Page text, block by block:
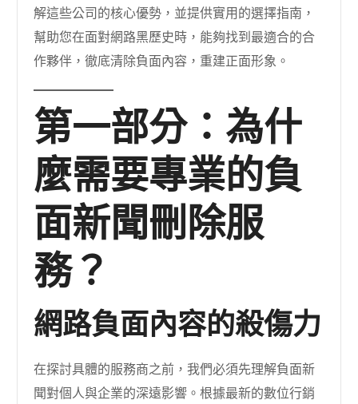
解這些公司的核心優勢，並提供實用的選擇指南，
幫助您在面對網路黑歷史時，能夠找到最適合的合
作夥伴，徹底清除負面內容，重建正面形象。
第一部分：為什
麼需要專業的負
面新聞刪除服
務？
網路負面內容的殺傷力
在探討具體的服務商之前，我們必須先理解負面新
聞對個人與企業的深遠影響。根據最新的數位行銷